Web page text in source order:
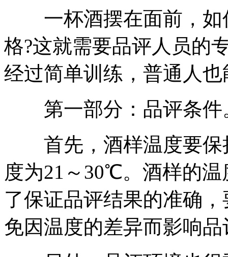
一杯酒摆在面前，如
格?这就需要品评人员的
经过简单训练，普通人
第一部分：品评条件
首先，酒样温度要保
度为21～30℃。酒样的
了保证品评结果的准确
免因温度的差异而影响